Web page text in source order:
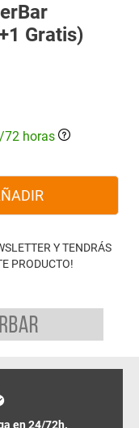
Gratis)
72 horas
Y TENDRÁS
PRODUCTO!
en 24/72h.